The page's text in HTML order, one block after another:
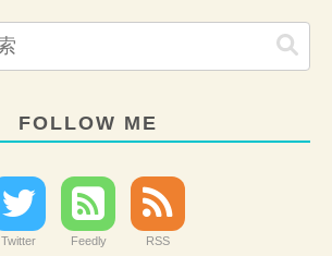
FOLLOW ME
Twitter Feedly RSS